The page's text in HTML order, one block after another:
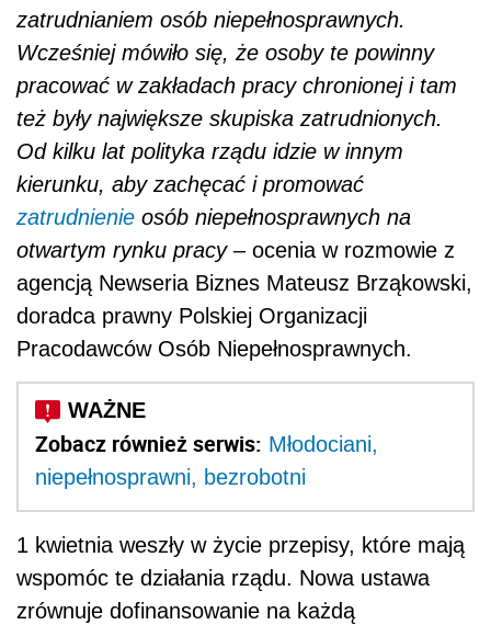
zatrudnianiem osób niepełnosprawnych.
Wcześniej mówiło się, że osoby te powinny
pracować w zakładach pracy chronionej i tam
też były największe skupiska zatrudnionych.
Od kilku lat polityka rządu idzie w innym
kierunku, aby zachęcać i promować
zatrudnienie osób niepełnosprawnych na
otwartym rynku pracy – ocenia w rozmowie z
agencją Newseria Biznes Mateusz Brząkowski,
doradca prawny Polskiej Organizacji
Pracodawców Osób Niepełnosprawnych.
Zobacz również serwis: Młodociani,
niepełnosprawni, bezrobotni
1 kwietnia weszły w życie przepisy, które mają
wspomóc te działania rządu. Nowa ustawa
zrównuje dofinansowanie na każdą